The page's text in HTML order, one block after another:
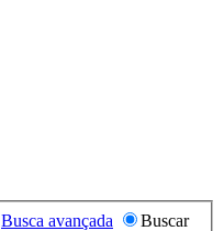
Busca avançada
Buscar